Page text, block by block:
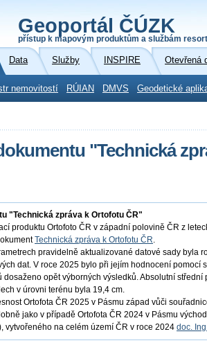
Geoportál ČÚZK
přístup k mapovým produktům a službám
Data Služby INSPIRE Otevřená
nemovitostí RÚIAN DMVS Geodetické
"Technická
"Technická zpráva k Ortofotu ČR"
produktu Ortofoto ČR v západní polovině ČR z
Technická zpráva k Ortofotu ČR.
pravidelně aktualizované datové sady byla
dat. V roce 2025 bylo při jejím hodnocení pomocí
dosaženo opět výborných výsledků. Absolutní
v úrovni terénu byla 19,4 cm.
Ortofota ČR 2025 v Pásmu západ vůči
jako v případě Ortofota ČR 2024 v Pásmu
vytvořeného na celém území ČR v roce 2024 doc.